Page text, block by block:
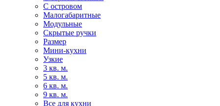
С островом
Малогабаритные
Модульные
Скрытые ручки
Размер
Мини-кухни
Узкие
3 кв. м.
5 кв. м.
6 кв. м.
9 кв. м.
Все для кухни